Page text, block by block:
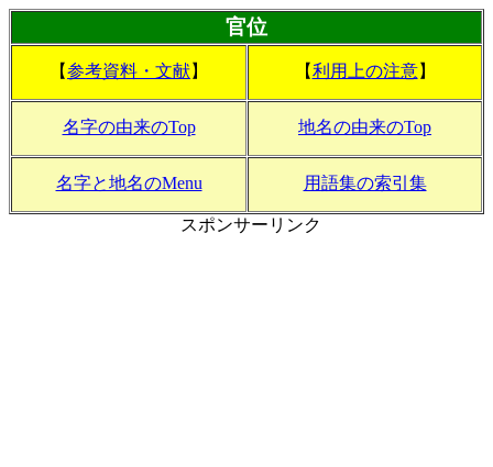
官位
【参考資料・文献】 【利用上の注意】
名字の由来のTop 地名の由来のTop
名字と地名のMenu 用語集の索引集
スポンサーリンク